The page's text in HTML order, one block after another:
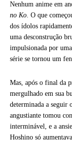
Nenhum anime em
no Ko. O que
dos ídolos
uma desconstrução
impulsionada por
série se tornou um
Mas, após o final da
mergulhado em sua
determinada a seguir
angustiante tomou
interminável, e a
Hoshino só